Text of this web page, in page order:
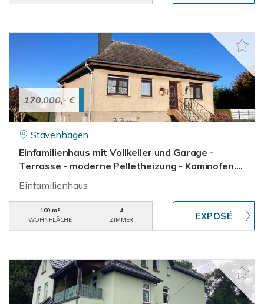
170.000,- €
Stavenhagen
Einfamilienhaus mit Vollkeller und Garage -
Terrasse - moderne Pelletheizung - Kaminofen....
Einfamilienhaus
100 m²
WOHNFLÄCHE
4
ZIMMER